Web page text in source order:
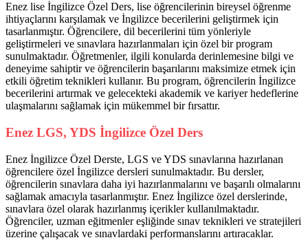
Enez lise İngilizce Özel Ders, lise öğrencilerinin bireysel öğrenme
ihtiyaçlarını karşılamak ve İngilizce becerilerini geliştirmek için
tasarlanmıştır. Öğrencilere, dil becerilerini tüm yönleriyle
geliştirmeleri ve sınavlara hazırlanmaları için özel bir program
sunulmaktadır. Öğretmenler, ilgili konularda derinlemesine bilgi ve
deneyime sahiptir ve öğrencilerin başarılarını maksimize etmek için
etkili öğretim teknikleri kullanır. Bu program, öğrencilerin İngilizce
becerilerini artırmak ve gelecekteki akademik ve kariyer hedeflerine
ulaşmalarını sağlamak için mükemmel bir fırsattır.
Enez LGS, YDS İngilizce Özel Ders
Enez İngilizce Özel Derste, LGS ve YDS sınavlarına hazırlanan
öğrencilere özel İngilizce dersleri sunulmaktadır. Bu dersler,
öğrencilerin sınavlara daha iyi hazırlanmalarını ve başarılı olmalarını
sağlamak amacıyla tasarlanmıştır. Enez İngilizce özel derslerinde,
sınavlara özel olarak hazırlanmış içerikler kullanılmaktadır.
Öğrenciler, uzman eğitmenler eşliğinde sınav teknikleri ve stratejileri
üzerine çalışacak ve sınavlardaki performanslarını artıracaklar.